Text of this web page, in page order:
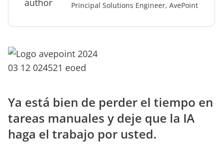
Principal Solutions Engineer, AvePoint
Ya está bien de perder el tiempo en
tareas manuales y deje que la IA
haga el trabajo por usted.